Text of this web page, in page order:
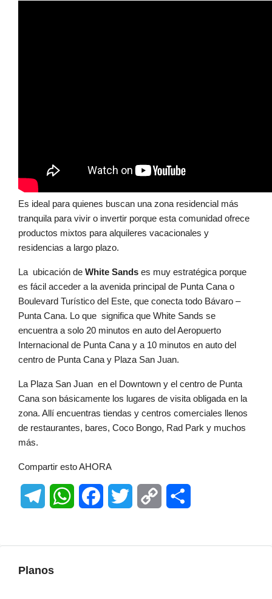
Es ideal para quienes buscan una zona residencial más
tranquila para vivir o invertir porque esta comunidad ofrece
productos mixtos para alquileres vacacionales y
residencias a largo plazo.
La ubicación de White Sands es muy estratégica porque
es fácil acceder a la avenida principal de Punta Cana o
Boulevard Turístico del Este, que conecta todo Bávaro –
Punta Cana. Lo que significa que White Sands se
encuentra a solo 20 minutos en auto del Aeropuerto
Internacional de Punta Cana y a 10 minutos en auto del
centro de Punta Cana y Plaza San Juan.
La Plaza San Juan en el Downtown y el centro de Punta
Cana son básicamente los lugares de visita obligada en la
zona. Allí encuentras tiendas y centros comerciales llenos
de restaurantes, bares, Coco Bongo, Rad Park y muchos
más.
Compartir esto AHORA
TelegramWhatsAppFacebookTwitter Copy
Planos